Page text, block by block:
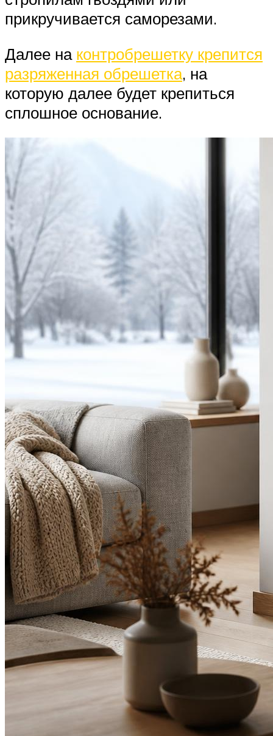
прикручивается саморезами.
Далее на контробрешетку крепится
разряженная обрешетка, на
которую далее будет крепиться
сплошное основание.